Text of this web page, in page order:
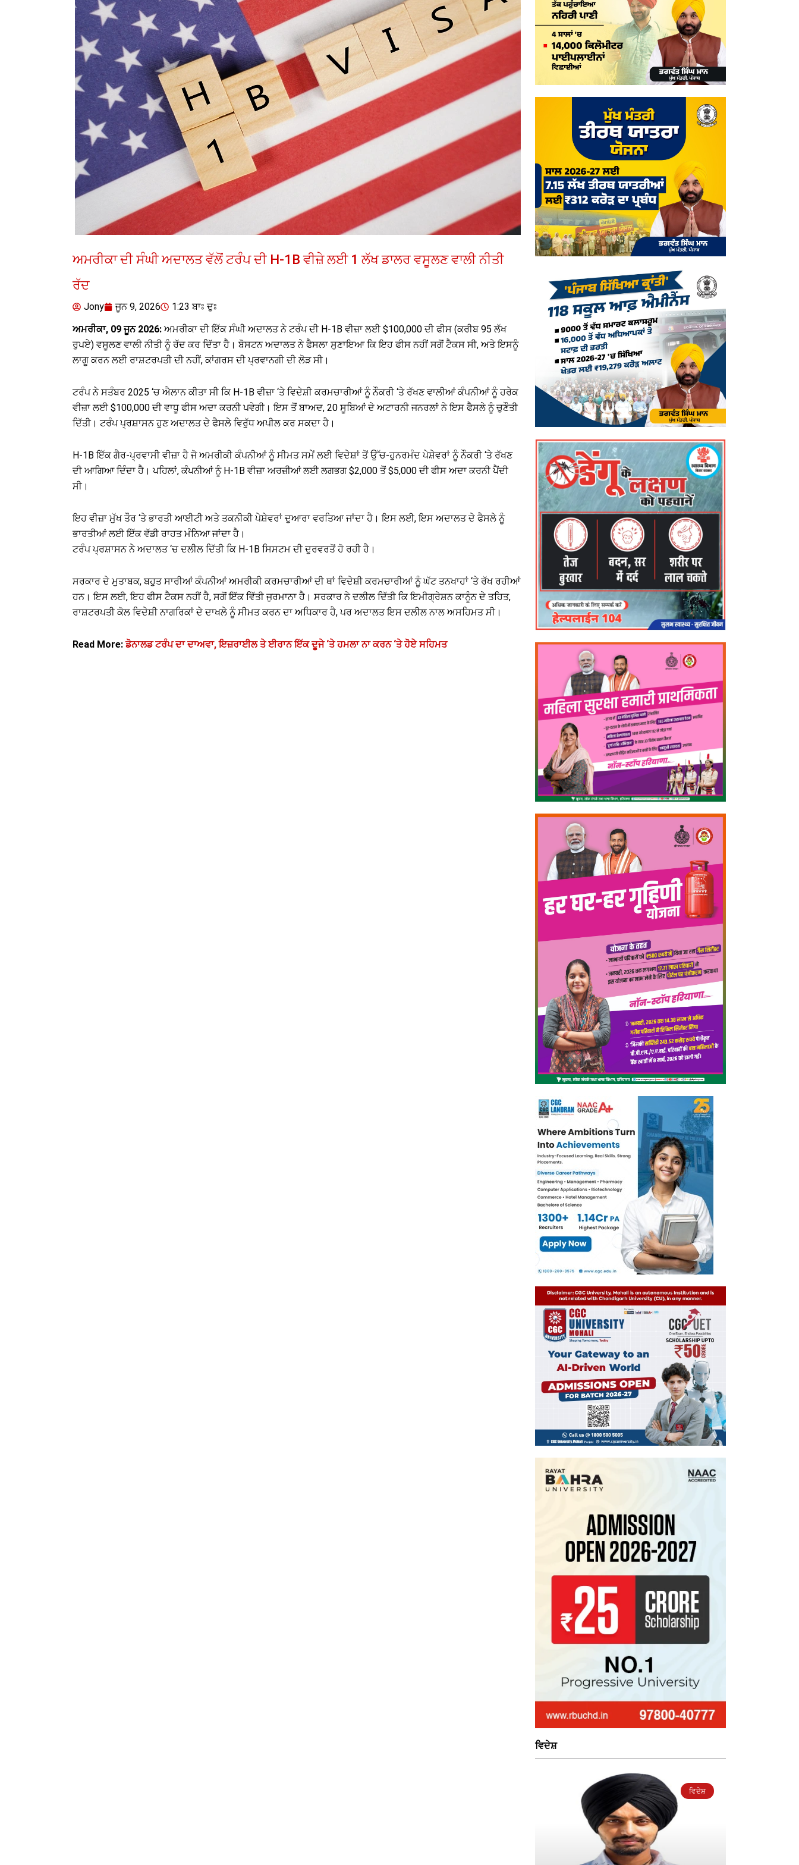
ਅਮਰੀਕਾ ਦੀ ਸੰਘੀ ਅਦਾਲਤ ਵੱਲੋਂ ਟਰੰਪ ਦੀ H-1B ਵੀਜ਼ੇ ਲਈ 1 ਲੱਖ ਡਾਲਰ ਵਸੂਲਣ ਵਾਲੀ ਨੀਤੀ
ਰੱਦ
Jony ਜੂਨ 9, 2026
1:23 ਬਾਃ ਦੁਃ
ਅਮਰੀਕਾ, 09 ਜੂਨ 2026: ਅਮਰੀਕਾ ਦੀ ਇੱਕ ਸੰਘੀ ਅਦਾਲਤ ਨੇ ਟਰੰਪ ਦੀ H-1B ਵੀਜ਼ਾ ਲਈ $100,000 ਦੀ ਫੀਸ (ਕਰੀਬ 95 ਲੱਖ
ਰੁਪਏ) ਵਸੂਲਣ ਵਾਲੀ ਨੀਤੀ ਨੂੰ ਰੱਦ ਕਰ ਦਿੱਤਾ ਹੈ। ਬੋਸਟਨ ਅਦਾਲਤ ਨੇ ਫੈਸਲਾ ਸੁਣਾਇਆ ਕਿ ਇਹ ਫੀਸ ਨਹੀਂ ਸਗੋਂ ਟੈਕਸ ਸੀ, ਅਤੇ ਇਸਨੂੰ
ਲਾਗੂ ਕਰਨ ਲਈ ਰਾਸ਼ਟਰਪਤੀ ਦੀ ਨਹੀਂ, ਕਾਂਗਰਸ ਦੀ ਪ੍ਰਵਾਨਗੀ ਦੀ ਲੋੜ ਸੀ।
ਟਰੰਪ ਨੇ ਸਤੰਬਰ 2025 ‘ਚ ਐਲਾਨ ਕੀਤਾ ਸੀ ਕਿ H-1B ਵੀਜ਼ਾ ‘ਤੇ ਵਿਦੇਸ਼ੀ ਕਰਮਚਾਰੀਆਂ ਨੂੰ ਨੌਕਰੀ ‘ਤੇ ਰੱਖਣ ਵਾਲੀਆਂ ਕੰਪਨੀਆਂ ਨੂੰ ਹਰੇਕ
ਵੀਜ਼ਾ ਲਈ $100,000 ਦੀ ਵਾਧੂ ਫੀਸ ਅਦਾ ਕਰਨੀ ਪਵੇਗੀ। ਇਸ ਤੋਂ ਬਾਅਦ, 20 ਸੂਬਿਆਂ ਦੇ ਅਟਾਰਨੀ ਜਨਰਲਾਂ ਨੇ ਇਸ ਫੈਸਲੇ ਨੂੰ ਚੁਣੌਤੀ
ਦਿੱਤੀ। ਟਰੰਪ ਪ੍ਰਸ਼ਾਸਨ ਹੁਣ ਅਦਾਲਤ ਦੇ ਫੈਸਲੇ ਵਿਰੁੱਧ ਅਪੀਲ ਕਰ ਸਕਦਾ ਹੈ।
H-1B ਇੱਕ ਗੈਰ-ਪ੍ਰਵਾਸੀ ਵੀਜ਼ਾ ਹੈ ਜੋ ਅਮਰੀਕੀ ਕੰਪਨੀਆਂ ਨੂੰ ਸੀਮਤ ਸਮੇਂ ਲਈ ਵਿਦੇਸ਼ਾਂ ਤੋਂ ਉੱਚ-ਹੁਨਰਮੰਦ ਪੇਸ਼ੇਵਰਾਂ ਨੂੰ ਨੌਕਰੀ ‘ਤੇ ਰੱਖਣ
ਦੀ ਆਗਿਆ ਦਿੰਦਾ ਹੈ। ਪਹਿਲਾਂ, ਕੰਪਨੀਆਂ ਨੂੰ H-1B ਵੀਜ਼ਾ ਅਰਜ਼ੀਆਂ ਲਈ ਲਗਭਗ $2,000 ਤੋਂ $5,000 ਦੀ ਫੀਸ ਅਦਾ ਕਰਨੀ ਪੈਂਦੀ
ਸੀ।
ਇਹ ਵੀਜ਼ਾ ਮੁੱਖ ਤੌਰ ‘ਤੇ ਭਾਰਤੀ ਆਈਟੀ ਅਤੇ ਤਕਨੀਕੀ ਪੇਸ਼ੇਵਰਾਂ ਦੁਆਰਾ ਵਰਤਿਆ ਜਾਂਦਾ ਹੈ। ਇਸ ਲਈ, ਇਸ ਅਦਾਲਤ ਦੇ ਫੈਸਲੇ ਨੂੰ
ਭਾਰਤੀਆਂ ਲਈ ਇੱਕ ਵੱਡੀ ਰਾਹਤ ਮੰਨਿਆ ਜਾਂਦਾ ਹੈ।
ਟਰੰਪ ਪ੍ਰਸ਼ਾਸਨ ਨੇ ਅਦਾਲਤ ‘ਚ ਦਲੀਲ ਦਿੱਤੀ ਕਿ H-1B ਸਿਸਟਮ ਦੀ ਦੁਰਵਰਤੋਂ ਹੋ ਰਹੀ ਹੈ।
ਸਰਕਾਰ ਦੇ ਮੁਤਾਬਕ, ਬਹੁਤ ਸਾਰੀਆਂ ਕੰਪਨੀਆਂ ਅਮਰੀਕੀ ਕਰਮਚਾਰੀਆਂ ਦੀ ਥਾਂ ਵਿਦੇਸ਼ੀ ਕਰਮਚਾਰੀਆਂ ਨੂੰ ਘੱਟ ਤਨਖਾਹਾਂ ‘ਤੇ ਰੱਖ ਰਹੀਆਂ
ਹਨ। ਇਸ ਲਈ, ਇਹ ਫੀਸ ਟੈਕਸ ਨਹੀਂ ਹੈ, ਸਗੋਂ ਇੱਕ ਵਿੱਤੀ ਜੁਰਮਾਨਾ ਹੈ। ਸਰਕਾਰ ਨੇ ਦਲੀਲ ਦਿੱਤੀ ਕਿ ਇਮੀਗ੍ਰੇਸ਼ਨ ਕਾਨੂੰਨ ਦੇ ਤਹਿਤ,
ਰਾਸ਼ਟਰਪਤੀ ਕੋਲ ਵਿਦੇਸ਼ੀ ਨਾਗਰਿਕਾਂ ਦੇ ਦਾਖਲੇ ਨੂੰ ਸੀਮਤ ਕਰਨ ਦਾ ਅਧਿਕਾਰ ਹੈ, ਪਰ ਅਦਾਲਤ ਇਸ ਦਲੀਲ ਨਾਲ ਅਸਹਿਮਤ ਸੀ।
Read More:ਡੋਨਾਲਡ ਟਰੰਪ ਦਾ ਦਾਅਵਾ, ਇਜ਼ਰਾਈਲ ਤੇ ਈਰਾਨ ਇੱਕ ਦੂਜੇ ‘ਤੇ ਹਮਲਾ ਨਾ ਕਰਨ ‘ਤੇ ਹੋਏ ਸਹਿਮਤ
ਵਿਦੇਸ਼
ਵਿਦੇਸ਼